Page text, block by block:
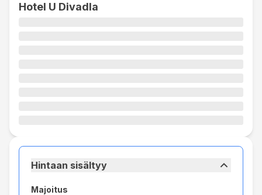
Hotel U Divadla
Hintaan sisältyy
Majoitus